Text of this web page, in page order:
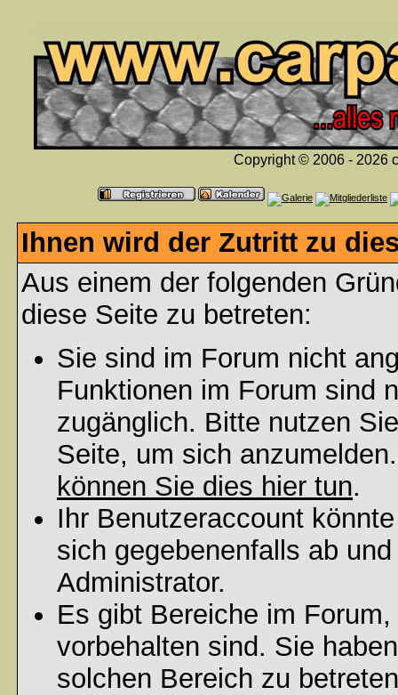
Copyright © 2006 - 2026
Ihnen wird der Zutritt zu
Aus einem der folgenden
diese Seite zu betreten:
Sie sind im Forum nicht
Funktionen im Forum sind
zugänglich. Bitte nutzen
Seite, um sich
können Sie dies hier tun.
Ihr Benutzeraccount
sich gegebenenfalls ab
Administrator.
Es gibt Bereiche im
vorbehalten sind. Sie
solchen Bereich zu